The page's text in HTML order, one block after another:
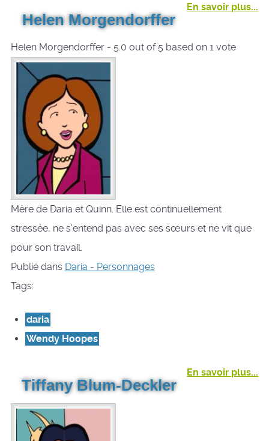
En savoir plus...
Helen Morgendorffer
Helen Morgendorffer- 5.0 out of 5 based on 1vote
Mère de Daria et Quinn. Elle est continuellement
stressée, ne s’entend pas avec ses sœurs et ne vit que
pour son travail.
Publié dans Daria - Personnages
Tags:
daria
Wendy Hoopes
En savoir plus...
Tiffany Blum-Deckler